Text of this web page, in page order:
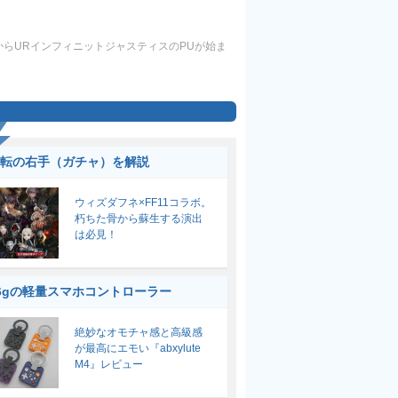
URインフィニットジャスティスのPUが始ま
の右手（ガチャ）を解説
ウィズダフネ×FF11コラボ。
朽ちた骨から蘇生する演出
は必見！
の軽量スマホコントローラー
絶妙なオモチャ感と高級感
が最高にエモい『abxylute
M4』レビュー